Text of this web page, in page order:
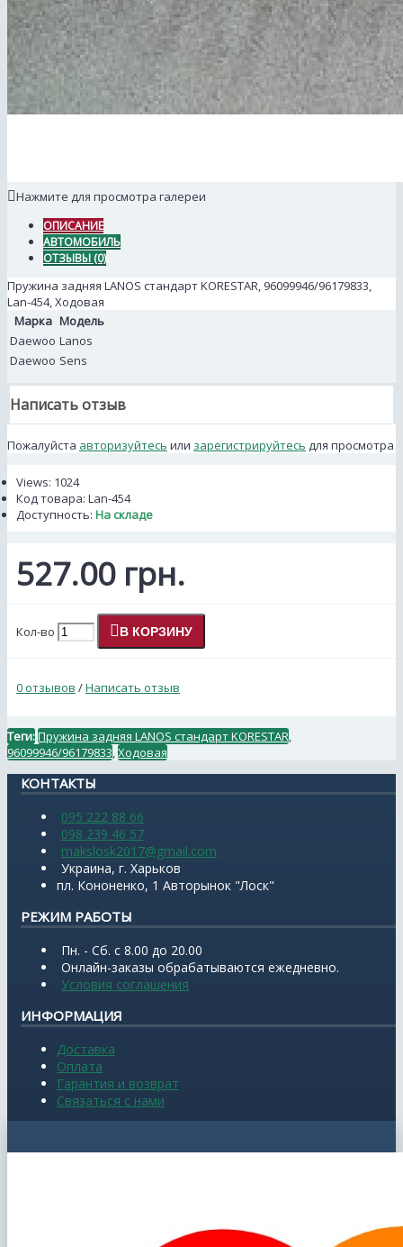
Нажмите для просмотра галереи
ОПИСАНИЕ
АВТОМОБИЛЬ
ОТЗЫВЫ (0)
Пружина задняя LANOS стандарт KORESTAR, 96099946/96179833,
Lan-454, Ходовая
Марка Модель
Daewoo Lanos
Daewoo Sens
Написать отзыв
Пожалуйста авторизуйтесь или зарегистрируйтесь для просмотра
Views: 1024
Код товара: Lan-454
Доступность: На складе
527.00 грн.
Кол-во В КОРЗИНУ
0 отзывов /Написать отзыв
Теги:Пружина задняя LANOS стандарт KORESTAR
96099946/96179833 Ходовая
КОНТАКТЫ
095 222 88 66
098 239 46 57
makslosk2017@gmail.com
Украина, г. Харьков
пл. Кононенко, 1 Авторынок "Лоск"
РЕЖИМ РАБОТЫ
Пн. - Сб. с 8.00 до 20.00
Онлайн-заказы обрабатываются ежедневно.
Условия соглашения
ИНФОРМАЦИЯ
Доставка
Оплата
Гарантия и возврат
Связаться с нами